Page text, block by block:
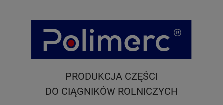
PRODUKCJA CZĘŚCI
DO CIĄGNIKÓW ROLNICZYCH